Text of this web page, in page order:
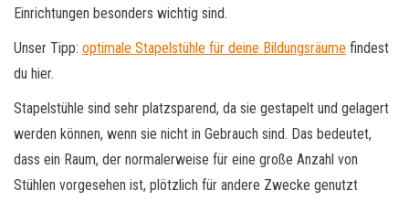
Einrichtungen besonders wichtig sind.
Unser Tipp: optimale Stapelstühle für deine Bildungsräume findest
du hier.
Stapelstühle sind sehr platzsparend, da sie gestapelt und gelagert
werden können, wenn sie nicht in Gebrauch sind. Das bedeutet,
dass ein Raum, der normalerweise für eine große Anzahl von
Stühlen vorgesehen ist, plötzlich für andere Zwecke genutzt